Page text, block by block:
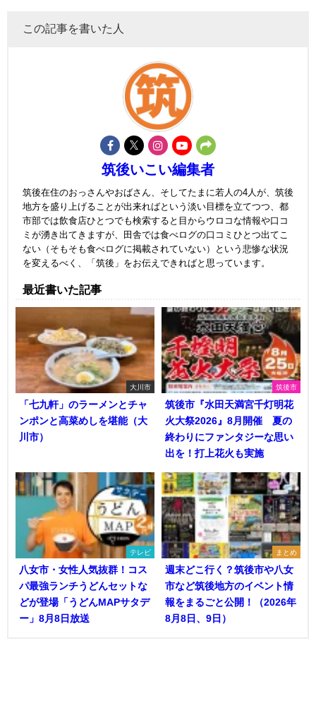
この記事を書いた人
筑後いこい編集者
筑後在住のおっさんやおばさん、そしてたまに若人の4人が、筑後
地方を盛り上げることが出来ればという淡い目標を立てつつ、都
市部では飲食店ひとつでも検索すると目からウロコな情報や口コ
ミが湧き出てきますが、田舎では食べログの口コミひとつ出てこ
ない（そもそも食べログに掲載されていない）という悲惨な状況
を変えるべく、「筑後」をお伝えできればと思っています。
最近書いた記事
大川市
「七九軒」のラーメンとチャ
ンポンと高菜めしを堪能（大
川市）
筑後市
筑後市『水田天満宮千灯明花
火大祭2026』8月開催 夏の
終わりにファンタジーな思い
出を！打上花火も実施
テレビ
八女市・女性人気抜群！コス
パ最強ランチうどんセットな
どが登場「うどんMAPサタデ
ー」8月8日放送
まとめ
週末どこ行く？筑後市や八女
市など筑後地方のイベント情
報をまるごと公開！（2026年
8月8日、9日）